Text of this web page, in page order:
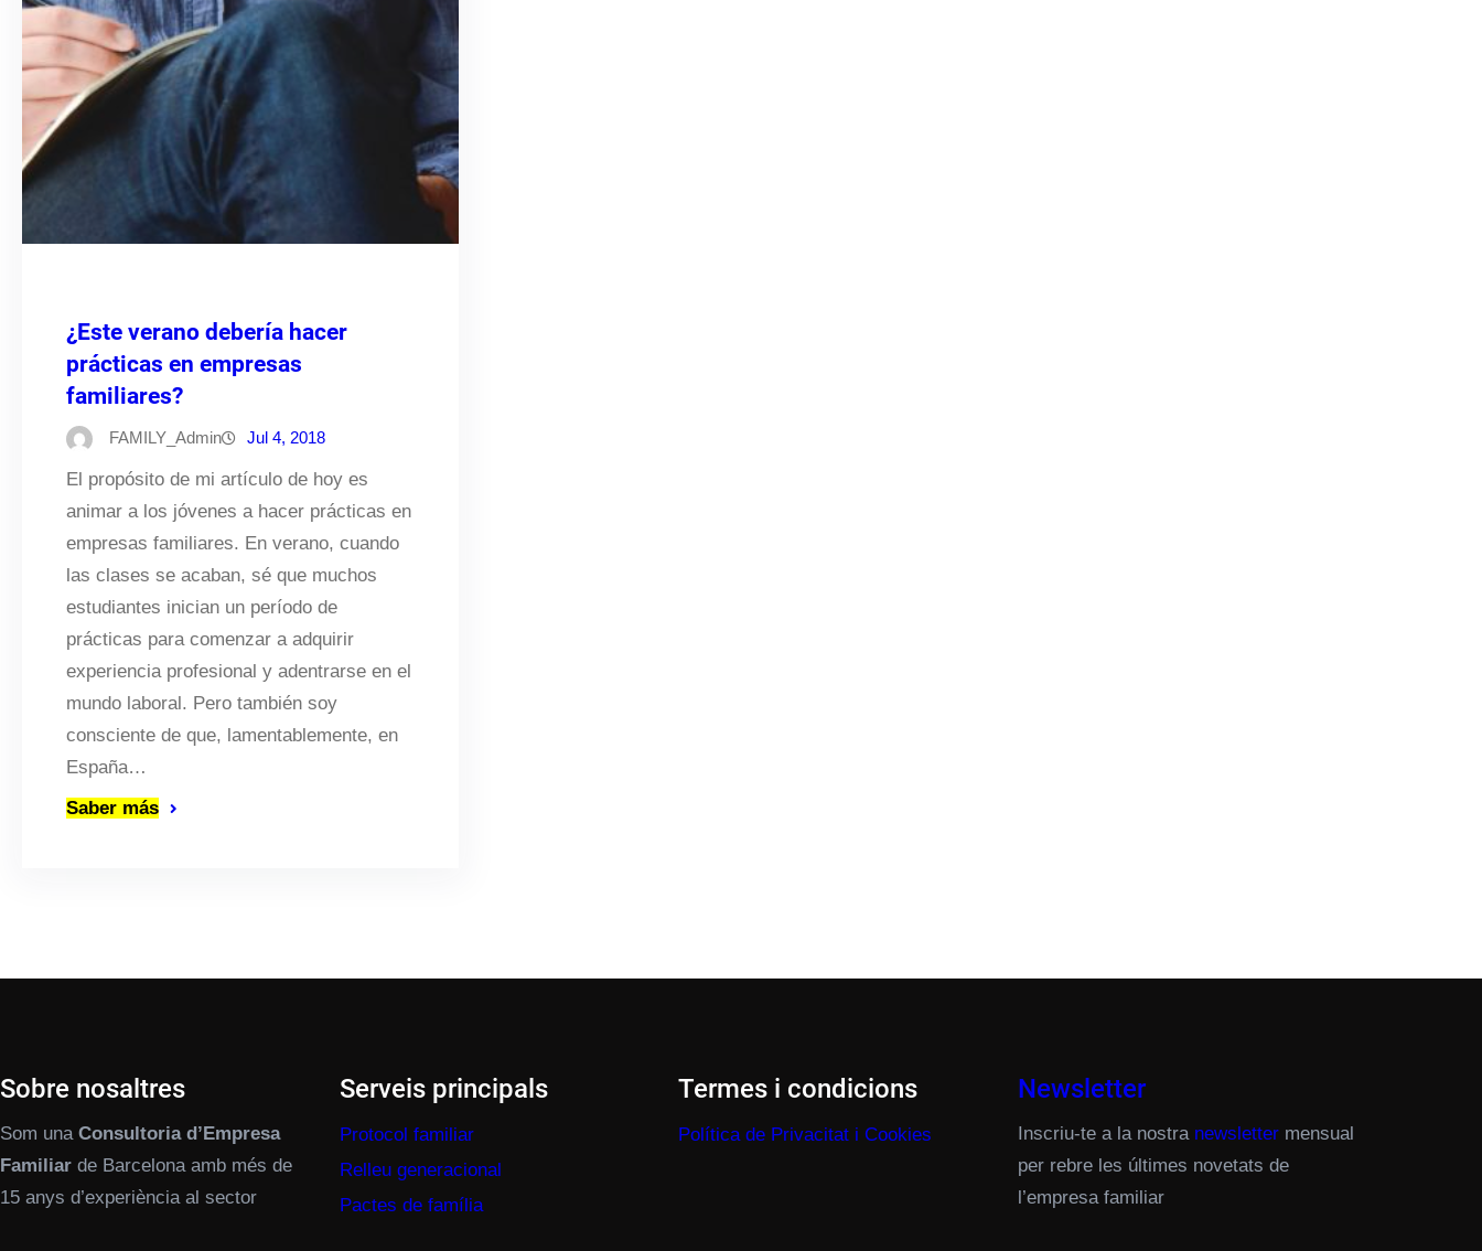
¿Este verano debería hacer
prácticas en empresas
familiares?
FAMILY_Admin Jul 4, 2018
El propósito de mi artículo de hoy es
animar a los jóvenes a hacer prácticas en
empresas familiares. En verano, cuando
las clases se acaban, sé que muchos
estudiantes inician un período de
prácticas para comenzar a adquirir
experiencia profesional y adentrarse en el
mundo laboral. Pero también soy
consciente de que, lamentablemente, en
España…
Saber más
Sobre nosaltres
Som una Consultoria d’Empresa
Familiar de Barcelona amb més de
15 anys d’experiència al sector
Serveis principals
Protocol familiar
Relleu generacional
Pactes de família
Termes i condicions
Política de Privacitat i Cookies
Newsletter
Inscriu-te a la nostra newslettermensual
per rebre les últimes novetats de
l’empresa familiar